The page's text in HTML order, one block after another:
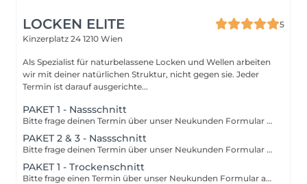
LOCKEN ELITE
5
Kinzerplatz 24 1210 Wien
Als Spezialist für naturbelassene Locken und Wellen arbeiten
wir mit deiner natürlichen Struktur, nicht gegen sie. Jeder
Termin ist darauf ausgerichte...
PAKET 1 - Nassschnitt
Bitte frage deinen Termin über unser Neukunden Formular auf unserer Website an. Nach einer Termin-Einladung ist dieser Termin für dich buchbar. Bei Locken Elite arbeiten wir als Team. Deshalb kann es sein, dass ein Teil deiner gebuchten Dienstleistung (ausgenommen Schnitt) von einem anderen Mitarbeiter übernommen wird.
PAKET 2 & 3 - Nassschnitt
Bitte frage deinen Termin über unser Neukunden Formular auf unserer Website an. Nach einer Termin-Einladung ist dieser Termin für dich buchbar. Bei Locken Elite arbeiten wir als Team. Deshalb kann es sein, dass ein Teil deiner gebuchten Dienstleistung (ausgenommen Schnitt) von einem anderen Mitarbeiter übernommen wird.
PAKET 1 - Trockenschnitt
Bitte frage einen Termin über unser Neukunden Formular auf unserer Website an. Nach einer Termin-Einladung ist dieser Termin für dich buchbar. Buche dieses Paket bei Annabella. Deine persönliche Beratung und dein Schnitt werden zusätzlich von Tessa begleitet. So profitierst du von der Erfahrung zweier Spezialistinnen und gleichzeitig von einem attraktiven Preisvorteil. Wähle einfach deinen Wunschtermin bei Annabella online aus. Sollte die zusätzliche Begleitung durch Tessa zum gewählten Zeitpunkt nicht möglich sein, melden wir uns persönlich bei dir und finden gemeinsam einen passenden Termin. Bei Locken Elite arbeiten wir als Team. Deshalb kann es sein, dass ein Teil deiner gebuchten Dienstleistung (ausgenommen Schnitt) von einem anderen Mitarbeiter übernommen wird.